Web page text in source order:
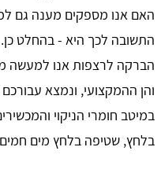
האם אנו מספקים מענה גם
התשובה לכך היא - בהחלט
הברקה לרצפות אנו למעשה
והן ההמקצועי, ונמצא
במיטב חומרי הניקוי
בלחץ, שטיפה בלחץ מים חמים